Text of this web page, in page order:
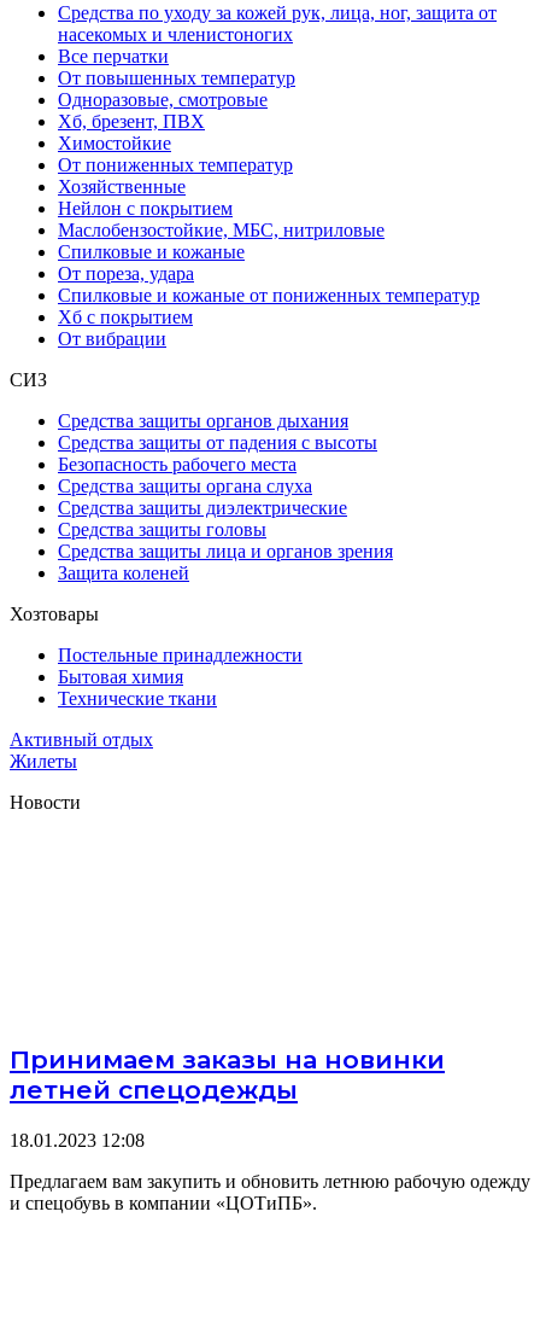
Средства по уходу за кожей рук, лица, ног, защита от
насекомых и членистоногих
Все перчатки
От повышенных температур
Одноразовые, смотровые
Хб, брезент, ПВХ
Химостойкие
От пониженных температур
Хозяйственные
Нейлон с покрытием
Маслобензостойкие, МБС, нитриловые
Спилковые и кожаные
От пореза, удара
Спилковые и кожаные от пониженных температур
Хб с покрытием
От вибрации
СИЗ
Средства защиты органов дыхания
Средства защиты от падения с высоты
Безопасность рабочего места
Средства защиты органа слуха
Средства защиты диэлектрические
Средства защиты головы
Средства защиты лица и органов зрения
Защита коленей
Хозтовары
Постельные принадлежности
Бытовая химия
Технические ткани
Активный отдых
Жилеты
Новости
Принимаем заказы на новинки
летней спецодежды
18.01.2023 12:08
Предлагаем вам закупить и обновить летнюю рабочую одежду
и спецобувь в компании «ЦОТиПБ».